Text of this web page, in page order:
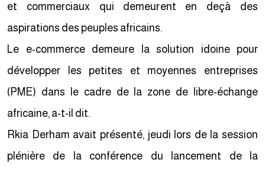
et commerciaux qui demeurent en deçà des
aspirations des peuples africains.
Le e-commerce demeure la solution idoine pour
développer les petites et moyennes entreprises
(PME) dans le cadre de la zone de libre-échange
africaine, a-t-il dit.
Rkia Derham avait présenté, jeudi lors de la session
plénière de la conférence du lancement de la